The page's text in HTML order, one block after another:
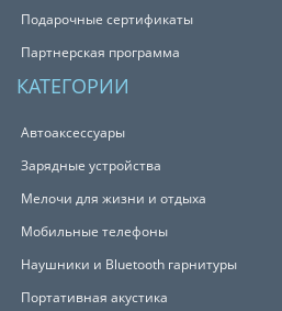
Подарочные сертификаты
Партнерская программа
КАТЕГОРИИ
Автоаксессуары
Зарядные устройства
Мелочи для жизни и отдыха
Мобильные телефоны
Наушники и Bluetooth гарнитуры
Портативная акустика